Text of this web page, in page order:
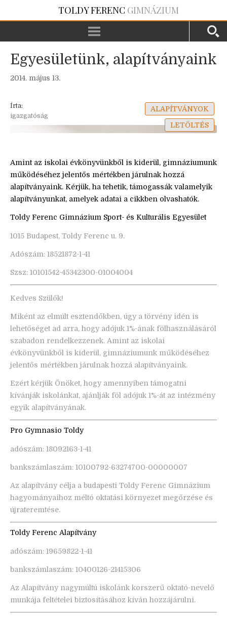
TOLDY FERENC GIMNÁZIUM
Egyesületünk, alapítványaink
2014. május 13.
Írta:
igazgatóság
ALAPÍTVÁNYOK
LETÖLTÉS
Amint az iskolai évkönyvünkből is kiderül, gimnáziumunk
működéséhez jelentős mértékben járulnak hozzá
alapítványaink. Kérjük, ha tehetik, támogassák valamelyik
alapítványunkat, amelyek adatai a cikkben olvashatók.
Toldy Ferenc Gimnázium Sport- és Kulturális Egyesület
1015 Budapest, Toldy Ferenc u. 9.
Adószám: 18521872-1-41
Szsz: 10101542-45342300-01004004
Kedves Szülők!
Miként az elmúlt esztendőkben, úgy a törvény idén is
lehetőséget ad arra, hogy adójuk 1%-ának fölhasználásáról
szabadon rendelkezzenek. Amint az iskolai
évkönyvünkből is kiderül, gimnáziumunk működéséhez
jelentős mértékben járulnak hozzá alapítványaink.
Ezért kérjük Önöket, hogy amennyiben támogatni
kívánják iskolánkat, ajánlják föl adójuk 1%-át az intézmény
egyik alapítványának.
Pro Gymnasio Toldy
adószám: 18092163-1-41
bankszámlaszám: 10100792-63274700-00000007
Az alapítvány célja a budapesti Toldy Ferenc Gimnázium
hagyományaihoz méltó oktatási környezet megőrzése és
újrateremtése.
Toldy Ferenc Alapítvány
adószám: 19659822-1-41
bankszámlaszám: 10400126-21415306
Az Alapítvány nagymúltú iskolánk korszerű oktató-nevelő
munkája feltételei biztosításához kíván hozzájárulni.